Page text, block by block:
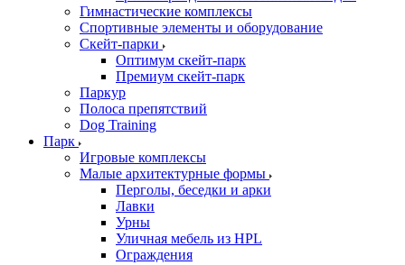
Гимнастические комплексы
Спортивные элементы и оборудование
Скейт-парки
Оптимум скейт-парк
Премиум скейт-парк
Паркур
Полоса препятствий
Dog Training
Парк
Игровые комплексы
Малые архитектурные формы
Перголы, беседки и арки
Лавки
Урны
Уличная мебель из HPL
Ограждения